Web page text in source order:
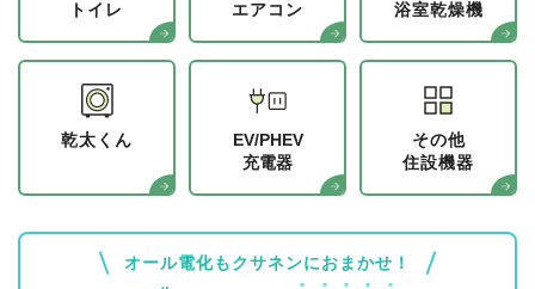
トイレ エアコン 浴室乾燥機
乾太くん
EV/PHEV
充電器
その他
住設機器
オール電化もクサネンにおまかせ！